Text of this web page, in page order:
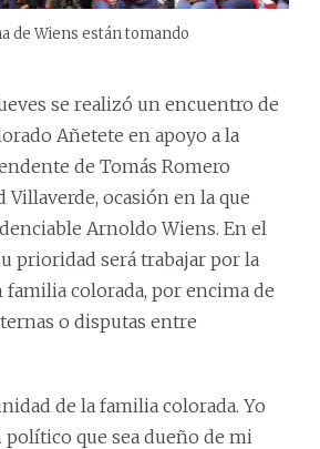
de Wiens están tomando
se realizó un encuentro de
Añetete en apoyo a la
de Tomás Romero
Villaverde, ocasión en la que
Arnoldo Wiens. En el
prioridad será trabajar por la
familia colorada, por encima de
o disputas entre
de la familia colorada. Yo
que sea dueño de mi